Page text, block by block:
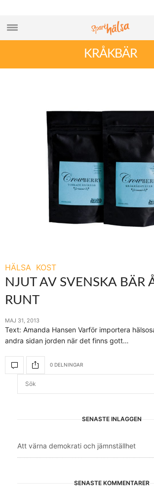
KRÅKBÄR
HÄLSA KOST
NJUT AV SVENSKA BÄR
RUNT
MAJ 31, 2013
Text: Amanda Hansen Varför importera
andra sidan jorden när det finns gott…
0 DELNINGAR
SENASTE INLÄGGEN
Att värna demokrati och jämnställhet
SENASTE KOMMENTARER